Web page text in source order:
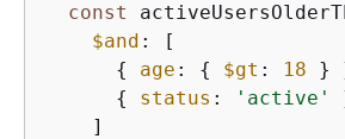
const
$and : [
{
age : { $gt : 18 }
{
status : 'active'
    ]